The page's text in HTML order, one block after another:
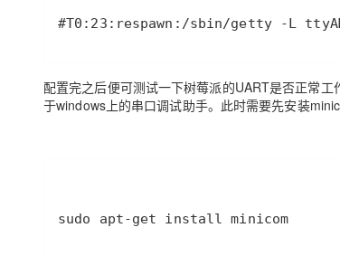
#T0:23:respawn:/sbin/getty -L
配置完之后便可测试一下树莓派的UART是否正常
于windows上的串口调试助手。此时需要先安装
sudo apt-get install minicom